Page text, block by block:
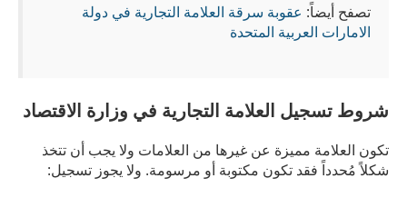
تصفح أيضاً: عقوبة سرقة العلامة التجارية في دولة
الامارات العربية المتحدة
شروط تسجيل العلامة التجارية في وزارة الاقتصاد
تكون العلامة مميزة عن غيرها من العلامات ولا يجب أن تتخذ
شكلاً مُحدداً فقد تكون مكتوبة أو مرسومة. ولا يجوز تسجيل: